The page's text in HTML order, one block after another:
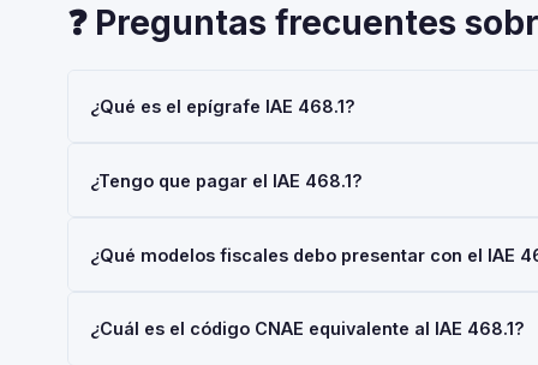
❓ Preguntas frecuentes
¿Qué es el epígrafe IAE 468.1?
Actividades Económicas (IAE), gestionado por la
¿Tengo que pagar el IAE 468.1?
€/año también están exentas. No obstante, el alta en el
¿Qué modelos fiscales debo presentar con el IAE
Consulta con tu asesor fiscal para tu situación concreta.
¿Cuál es el código CNAE equivalente al IAE 468.1?